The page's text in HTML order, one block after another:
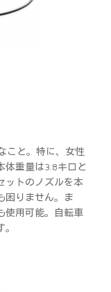
こと。特に、女性
体重量は3.8キロと
ットのノズルを本
困りません。ま
使用可能。自転車